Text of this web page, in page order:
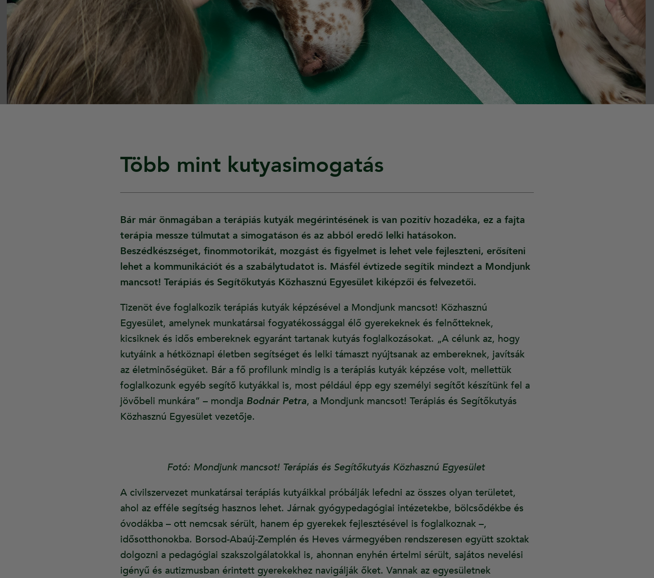
Több mint kutyasimogatás
Bár már önmagában a terápiás kutyák megérintésének is van pozitív hozadéka, ez a fajta
terápia messze túlmutat a simogatáson és az abból eredő lelki hatásokon.
Beszédkészséget, finommotorikát, mozgást és figyelmet is lehet vele fejleszteni, erősíteni
lehet a kommunikációt és a szabálytudatot is. Másfél évtizede segítik mindezt a Mondjunk
mancsot! Terápiás és Segítőkutyás Közhasznú Egyesület kiképzői és felvezetői.
Tizenöt éve foglalkozik terápiás kutyák képzésével a Mondjunk mancsot! Közhasznú
Egyesület, amelynek munkatársai fogyatékossággal élő gyerekeknek és felnőtteknek,
kicsiknek és idős embereknek egyaránt tartanak kutyás foglalkozásokat. „A célunk az, hogy
kutyáink a hétköznapi életben segítséget és lelki támaszt nyújtsanak az embereknek, javítsák
az életminőségüket. Bár a fő profilunk mindig is a terápiás kutyák képzése volt, mellettük
foglalkozunk egyéb segítő kutyákkal is, most például épp egy személyi segítőt készítünk fel a
jövőbeli munkára” – mondja Bodnár Petra, a Mondjunk mancsot! Terápiás és Segítőkutyás
Közhasznú Egyesület vezetője.
Fotó: Mondjunk mancsot! Terápiás és Segítőkutyás Közhasznú Egyesület
A civilszervezet munkatársai terápiás kutyáikkal próbálják lefedni az összes olyan területet,
ahol az efféle segítség hasznos lehet. Járnak gyógypedagógiai intézetekbe, bölcsődékbe és
óvodákba – ott nemcsak sérült, hanem ép gyerekek fejlesztésével is foglalkoznak –,
idősotthonokba. Borsod-Abaúj-Zemplén és Heves vármegyében rendszeresen együtt szoktak
dolgozni a pedagógiai szakszolgálatokkal is, ahonnan enyhén értelmi sérült, sajátos nevelési
igényű és autizmusban érintett gyerekekhez navigálják őket. Vannak az egyesületnek